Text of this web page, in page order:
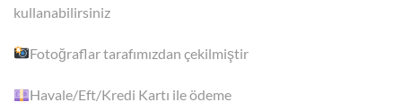
kullanabilirsiniz
Fotoğraflar tarafımızdan çekilmiştir
Havale/Eft/Kredi Kartı ile ödeme